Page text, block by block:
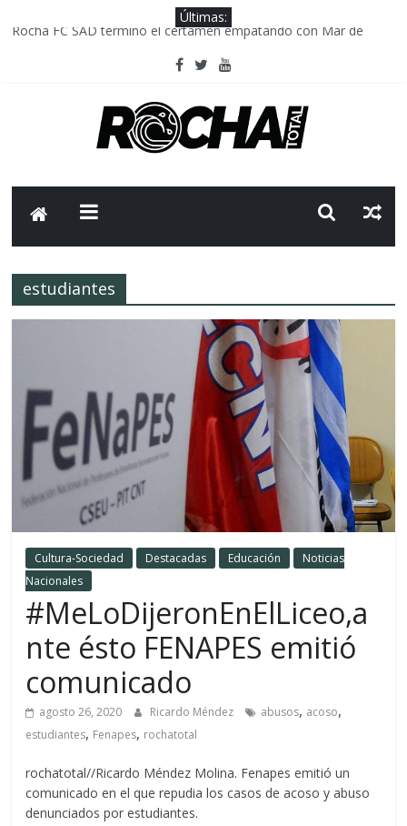
Últimas:
Rocha FC SAD termino el certamen empatando con Mar de
Delegación parlamentaria uruguaya llega a Israel; el Frente
Caso Charles Carrera: la causa que sobrevivió al paso del tiempo
Criminalidad en Uruguay: menos delitos,los homicidios son lo
estudiantes
Cultura-Sociedad Destacadas Educación
Noticias
Nacionales
#MeLoDijeronEnElLiceo,a
nte ésto FENAPES emitió
comunicado
agosto 26, 2020 Ricardo Méndez abusos, acoso,
estudiantes, Fenapes, rochatotal
rochatotal//Ricardo Méndez Molina. Fenapes emitió un
comunicado en el que repudia los casos de acoso y abuso
denunciados por estudiantes.